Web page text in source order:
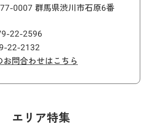
0007 群馬県渋川市石原6番
22-2596
22-2132
お問合わせはこちら
エリア特集